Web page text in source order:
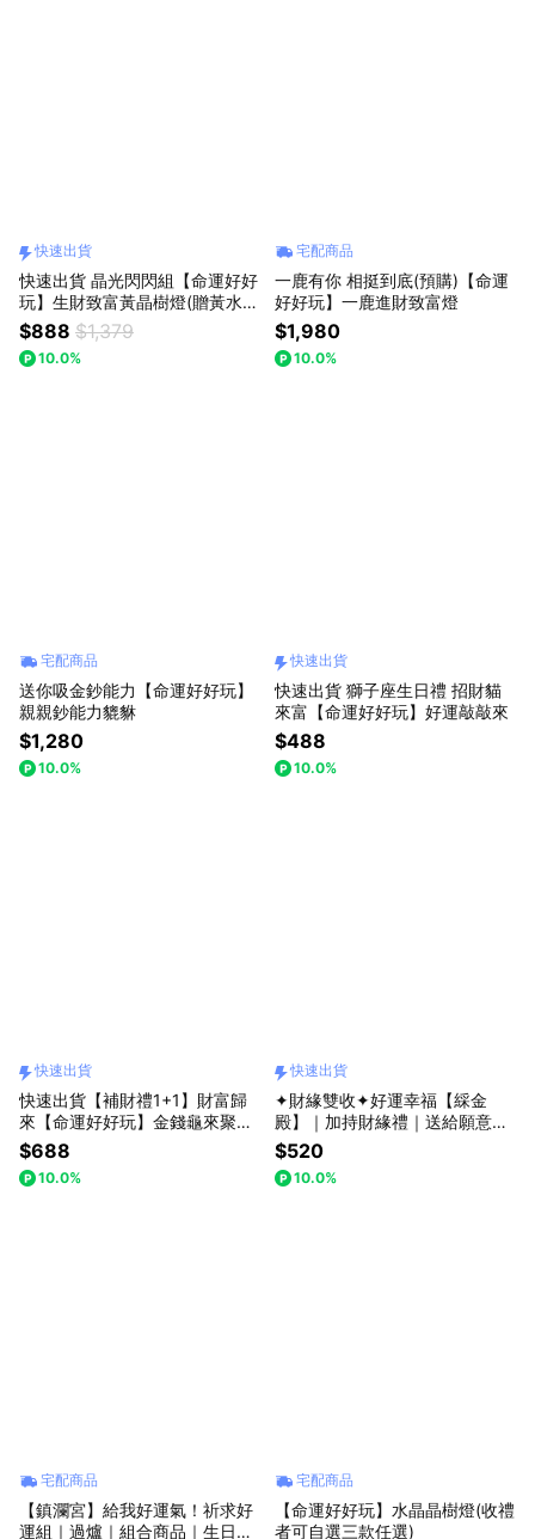
快速出貨
快速出貨 晶光閃閃組【命運好好
玩】生財致富黃晶樹燈(贈黃水晶
精萃•檀木金箔沐浴乳)(line禮物
獨家)(收禮者可任選3款擇一)
$888 $1,379
10.0%
宅配商品
一鹿有你 相挺到底(預購)【命運
好好玩】一鹿進財致富燈
$1,980
10.0%
宅配商品
送你吸金鈔能力【命運好好玩】
親親鈔能力貔貅
$1,280
10.0%
快速出貨
快速出貨 獅子座生日禮 招財貓
來富【命運好好玩】好運敲敲來
$488
10.0%
快速出貨
快速出貨【補財禮1+1】財富歸
來【命運好好玩】金錢龜來聚寶
鎮 (內附36顆小元寶)(可加購馬
上有錢包包掛飾)
$688
10.0%
快速出貨
✦財緣雙收✦好運幸福【綵金
殿】｜加持財緣禮｜送給願意把
好運與幸福都收下的你｜快速出
貨｜招財元寶 開運擺件 貴人符
開店 喬遷 送禮推薦
$520
10.0%
宅配商品
【鎮瀾宮】給我好運氣！祈求好
運組｜過爐｜組合商品｜生日禮
宅配商品
【命運好好玩】水晶晶樹燈(收禮
者可自選三款任選)